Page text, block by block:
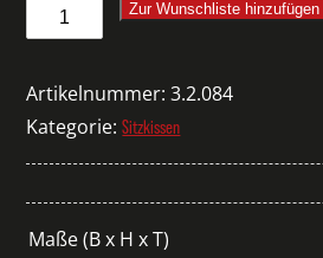
Sitzkissen
Admete
Zur Wunschliste hinzufügen
Artikelnummer:3.2.084
Kategorie:Sitzkissen
Maße (B x H x T)